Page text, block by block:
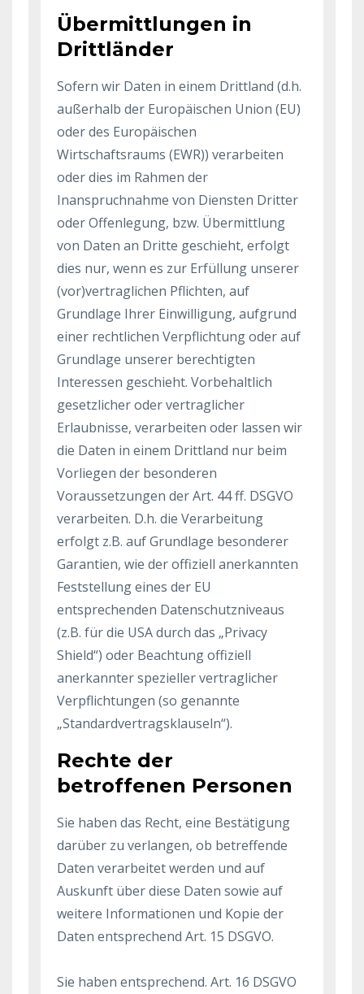
Übermittlungen in
Drittländer
Sofern wir Daten in einem Drittland (d.h.
außerhalb der Europäischen Union (EU)
oder des Europäischen
Wirtschaftsraums (EWR)) verarbeiten
oder dies im Rahmen der
Inanspruchnahme von Diensten Dritter
oder Offenlegung, bzw. Übermittlung
von Daten an Dritte geschieht, erfolgt
dies nur, wenn es zur Erfüllung unserer
(vor)vertraglichen Pflichten, auf
Grundlage Ihrer Einwilligung, aufgrund
einer rechtlichen Verpflichtung oder auf
Grundlage unserer berechtigten
Interessen geschieht. Vorbehaltlich
gesetzlicher oder vertraglicher
Erlaubnisse, verarbeiten oder lassen wir
die Daten in einem Drittland nur beim
Vorliegen der besonderen
Voraussetzungen der Art. 44 ff. DSGVO
verarbeiten. D.h. die Verarbeitung
erfolgt z.B. auf Grundlage besonderer
Garantien, wie der offiziell anerkannten
Feststellung eines der EU
entsprechenden Datenschutzniveaus
(z.B. für die USA durch das „Privacy
Shield“) oder Beachtung offiziell
anerkannter spezieller vertraglicher
Verpflichtungen (so genannte
„Standardvertragsklauseln“).
Rechte der
betroffenen Personen
Sie haben das Recht, eine Bestätigung
darüber zu verlangen, ob betreffende
Daten verarbeitet werden und auf
Auskunft über diese Daten sowie auf
weitere Informationen und Kopie der
Daten entsprechend Art. 15 DSGVO.
Sie haben entsprechend. Art. 16 DSGVO